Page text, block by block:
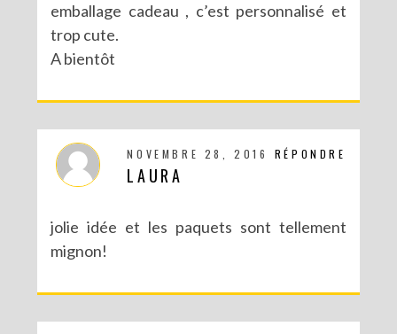
RECETTES ET CRÉATIONS POUR DES FÊTES RÉUSSIES – CONCOURS
emballage cadeau , c’est personnalisé et
trop cute.
A bientôt
RÉPONDRE
NOVEMBRE 28, 2016
LAURA
jolie idée et les paquets sont tellement
mignon!